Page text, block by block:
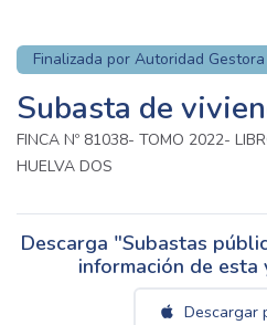
Finalizada por Autoridad Gestora
Subasta de
FINCA Nº 81038- TOMO 2022-
HUELVA DOS
Descarga "Subastas
información de
Descargar